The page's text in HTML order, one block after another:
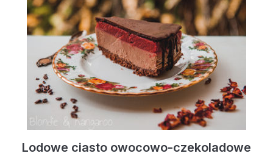
Lodowe ciasto owocowo-czekoladowe